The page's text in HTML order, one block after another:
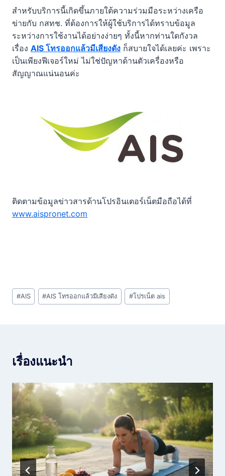
สำหรับบริการนี้เกิดขึ้นภายใต้ความร่วมมือระหว่างเครือ
ข่ายกับ กสทช. ที่ต้องการให้ผู้ใช้บริการได้ทราบข้อมูล
ระหว่างการใช้งานได้อย่างง่ายๆ ทั้งนี้หากท่านใดกังวล
เรื่อง AIS โทรออกแล้วมีเสียงดัง ก็สบายใจได้เลยค่ะ เพราะ
เป็นเพียงฟีเจอร์ใหม่ ไม่ใช่ปัญหาด้านตัวเครื่องหรือ
สัญญาณแน่นอนค่ะ
ติดตามข้อมูลข่าวสารด้านโปรอินเตอร์เน็ตมือถือได้ที่
www.aispronet.com
Post
Tags:
#AIS #AIS โทรออกแล้วมีเสียงดัง #โปรเน็ต ais
เรื่องแนะนำ